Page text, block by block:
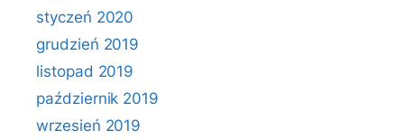
styczeń 2020
grudzień 2019
listopad 2019
październik 2019
wrzesień 2019